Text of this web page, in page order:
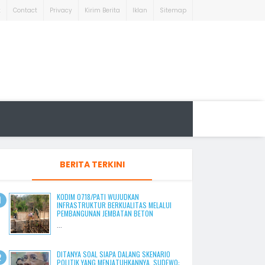
Contact Privacy Kirim Berita Iklan Sitemap
BERITA TERKINI
KODIM 0718/PATI WUJUDKAN
INFRASTRUKTUR BERKUALITAS MELALUI
PEMBANGUNAN JEMBATAN BETON
DITANYA SOAL SIAPA DALANG SKENARIO
POLITIK YANG MENJATUHKANNYA, SUDEWO: